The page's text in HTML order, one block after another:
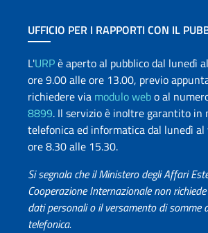
UFFICIO PER I RAPPORTI CON IL
L'URPè aperto al pubblico dal lunedì
ore 9.00 alle ore 13.00, previo
richiedere via modulo webo al
8899. Il servizio è inoltre garantito in
telefonica ed informatica dal lunedì
ore 8.30 alle 15.30.
Si segnala che il Ministero degli Affari
Cooperazione Internazionale non
dati personali o il versamento di somme
telefonica.